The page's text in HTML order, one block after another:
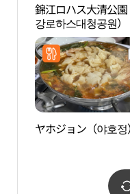
錦江ロハス大清公
강로하스대청공원）
ヤホジョン（야호정）